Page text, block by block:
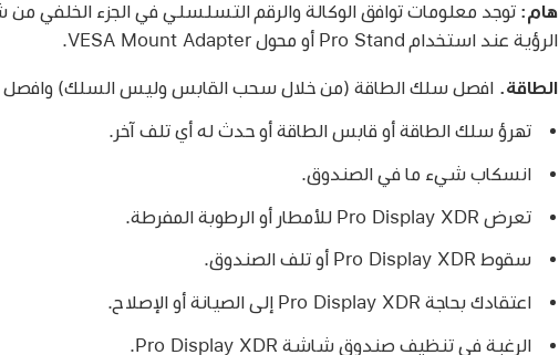
هام:
الرؤية عند استخدام Pro Stand أو محول VESA Mount Adapter.
الطاقة. افصل سلك الطاقة (من خلال سحب القابس وليس السلك) وافصل
تهرؤ سلك الطاقة أو قابس الطاقة أو حدث له أي تلف آخر.
انسكاب شيء ما في الصندوق.
تعرض Pro Display XDR للأمطار أو الرطوبة المفرطة.
سقوط Pro Display XDR أو تلف الصندوق.
اعتقادك بحاجة Pro Display XDR إلى الصيانة أو الإصلاح.
الرغبة في تنظيف صندوق شاشة Pro Display XDR.